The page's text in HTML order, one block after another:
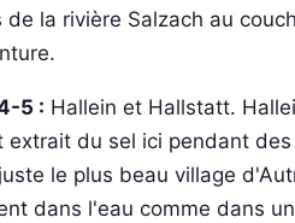
de la rivière Salzach au
5 : Hallein et Hallstatt.
extrait du sel ici pendant
le plus beau village
dans l'eau comme dans